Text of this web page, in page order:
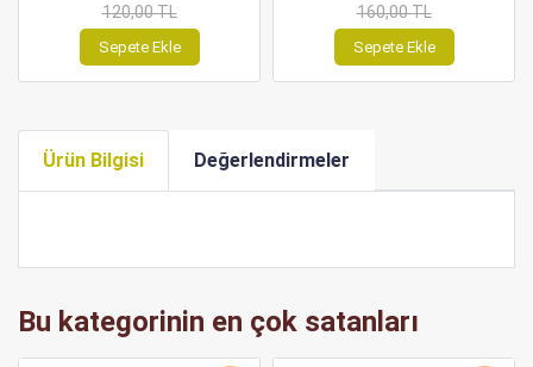
120,00 TL
Sepete Ekle
160,00 TL
Sepete Ekle
Ürün Bilgisi Değerlendirmeler
Bu kategorinin en çok satanları